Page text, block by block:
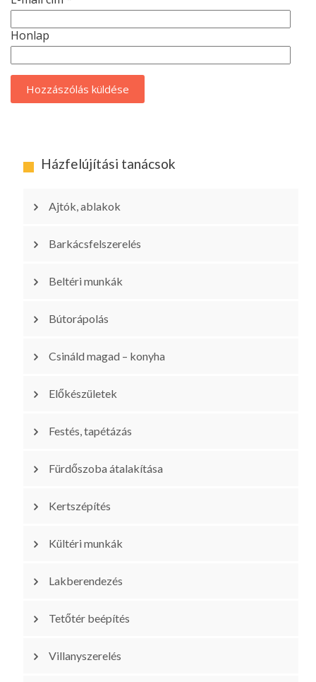
Honlap
Házfelújítási tanácsok
Ajtók, ablakok
Barkácsfelszerelés
Beltéri munkák
Bútorápolás
Csináld magad – konyha
Előkészületek
Festés, tapétázás
Fürdőszoba átalakítása
Kertszépítés
Kültéri munkák
Lakberendezés
Tetőtér beépítés
Villanyszerelés